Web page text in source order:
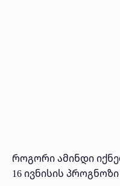
როგორი ამინდი
16 ივნისის პროგნოზი